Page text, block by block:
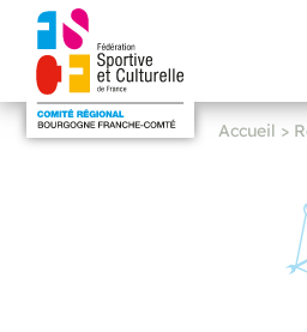
Accueil >